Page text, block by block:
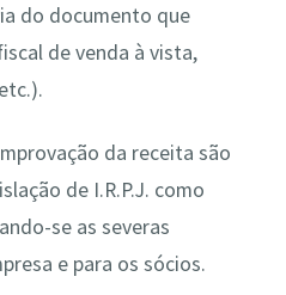
do documento que
de venda à vista,
da receita são
de I.R.P.J. como
se as severas
e para os sócios.